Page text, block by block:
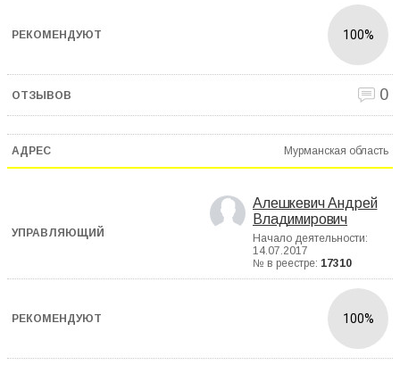
100%
0
Мурманская область
Алешкевич Андрей
Владимирович
Начало деятельности:
14.07.2017
№ в реестре: 17310
100%